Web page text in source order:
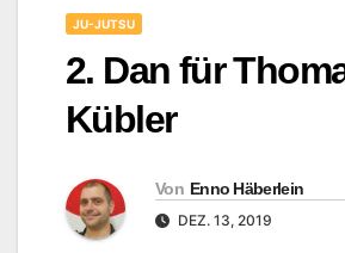
JU-JUTSU
2. Dan für
Kübler
Von Enno Häberlein
DEZ. 13, 2019